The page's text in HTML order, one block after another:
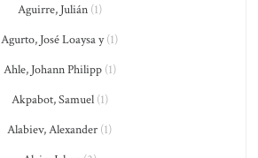
Aguirre, Julián(1)
Agurto, José Loaysa y(1)
Ahle, Johann Philipp(1)
Akpabot, Samuel(1)
Alabiev, Alexander (1)